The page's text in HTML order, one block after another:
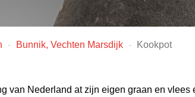
Bunnik, Vechten Marsdijk Kookpot
van Nederland at zijn eigen graan en vlees